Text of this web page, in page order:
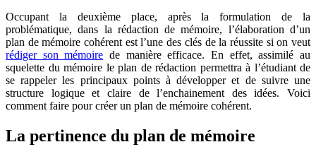
Occupant la deuxième place, après la formulation de la
problématique, dans la rédaction de mémoire, l’élaboration d’un
plan de mémoire cohérent est l’une des clés de la réussite si on veut
rédiger son mémoire de manière efficace. En effet, assimilé au
squelette du mémoire le plan de rédaction permettra à l’étudiant de
se rappeler les principaux points à développer et de suivre une
structure logique et claire de l’enchainement des idées. Voici
comment faire pour créer un plan de mémoire cohérent.
La pertinence du plan de mémoire